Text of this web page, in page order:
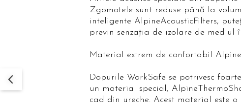
Zgomotele sunt reduse până la
inteligente AlpineAcousticFilters,
previn senzaţia de izolare de mediul
Material extrem de confortabil
Dopurile WorkSafe se potrivesc
un material special,
cad din ureche. Acest material este